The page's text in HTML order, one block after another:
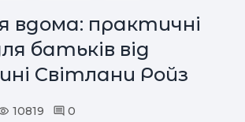
вдома: практичні
батьків від
Світлани Ройз
10819 0